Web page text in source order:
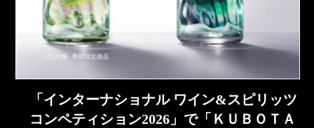
「インターナショナル ワイン&スピリッツ
コンペティション2026」で「ＫＵＢＯＴＡ